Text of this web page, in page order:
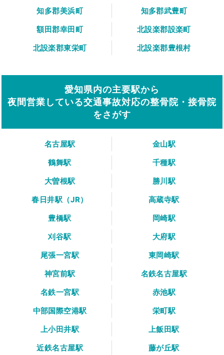
知多郡美浜町
知多郡武豊町
額田郡幸田町
北設楽郡設楽町
北設楽郡東栄町
北設楽郡豊根村
愛知県内の主要駅から
夜間営業している交通事故対応の整骨院・接骨院
をさがす
名古屋駅
金山駅
鶴舞駅
千種駅
大曽根駅
勝川駅
春日井駅（JR）
高蔵寺駅
豊橋駅
岡崎駅
刈谷駅
大府駅
尾張一宮駅
東岡崎駅
神宮前駅
名鉄名古屋駅
名鉄一宮駅
赤池駅
中部国際空港駅
栄町駅
上小田井駅
上飯田駅
近鉄名古屋駅
藤が丘駅